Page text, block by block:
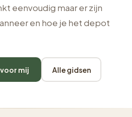
eenvoudig maar er zijn
en hoe je het depot
mij Alle gidsen